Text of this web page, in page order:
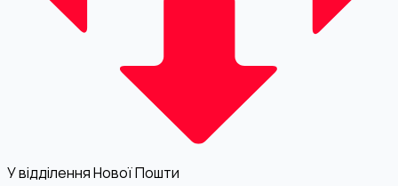
У відділення Нової Пошти